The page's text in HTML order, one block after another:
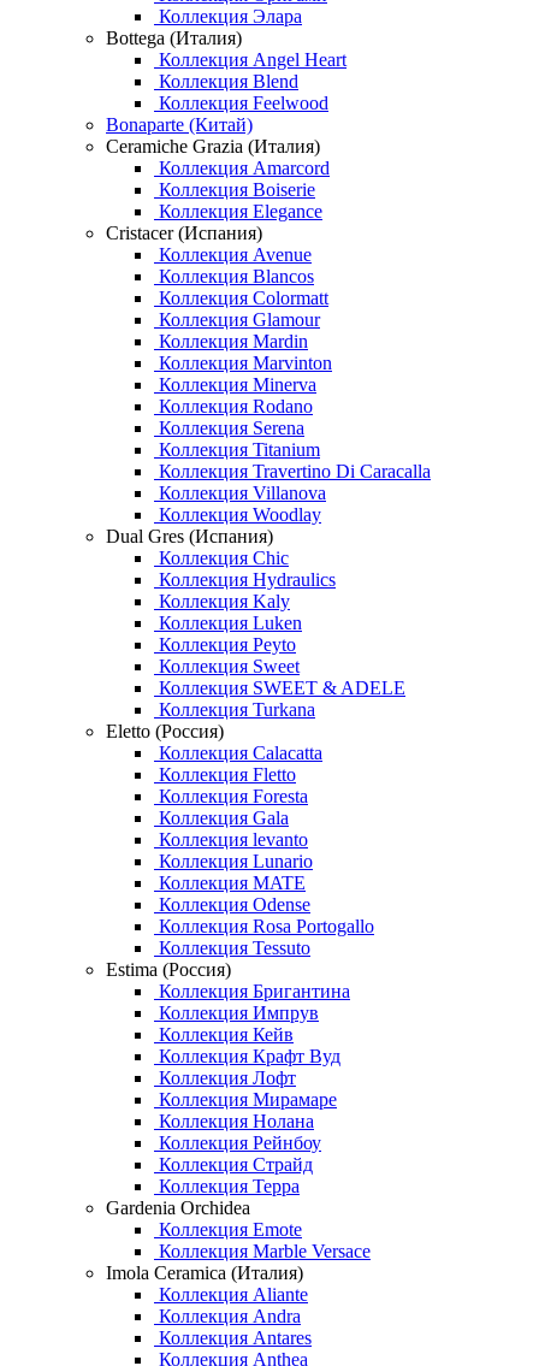
Коллекция Элара
Bottega (Италия)
Коллекция Angel Heart
Коллекция Blend
Коллекция Feelwood
Bonaparte (Китай)
Ceramiche Grazia (Италия)
Коллекция Amarcord
Коллекция Boiserie
Коллекция Elegance
Cristacer (Испания)
Коллекция Avenue
Коллекция Blancos
Коллекция Colormatt
Коллекция Glamour
Коллекция Mardin
Коллекция Marvinton
Коллекция Minerva
Коллекция Rodano
Коллекция Serena
Коллекция Titanium
Коллекция Travertino Di Caracalla
Коллекция Villanova
Коллекция Woodlay
Dual Gres (Испания)
Коллекция Chic
Коллекция Hydraulics
Коллекция Kaly
Коллекция Luken
Коллекция Peyto
Коллекция Sweet
Коллекция SWEET & ADELE
Коллекция Turkana
Eletto (Россия)
Коллекция Calacatta
Коллекция Fletto
Коллекция Foresta
Коллекция Gala
Коллекция levanto
Коллекция Lunario
Коллекция MATE
Коллекция Odense
Коллекция Rosa Portogallo
Коллекция Tessuto
Estima (Россия)
Коллекция Бригантина
Коллекция Импрув
Коллекция Кейв
Коллекция Крафт Вуд
Коллекция Лофт
Коллекция Мирамаре
Коллекция Нолана
Коллекция Рейнбоу
Коллекция Страйд
Коллекция Терра
Gardenia Orchidea
Коллекция Emote
Коллекция Marble Versace
Imola Ceramica (Италия)
Коллекция Aliante
Коллекция Andra
Коллекция Antares
Коллекция Anthea